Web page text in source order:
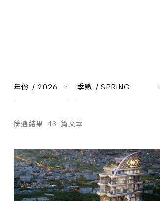
年份 /2026 季數 /SPRING
篩選結果 43 篇文章